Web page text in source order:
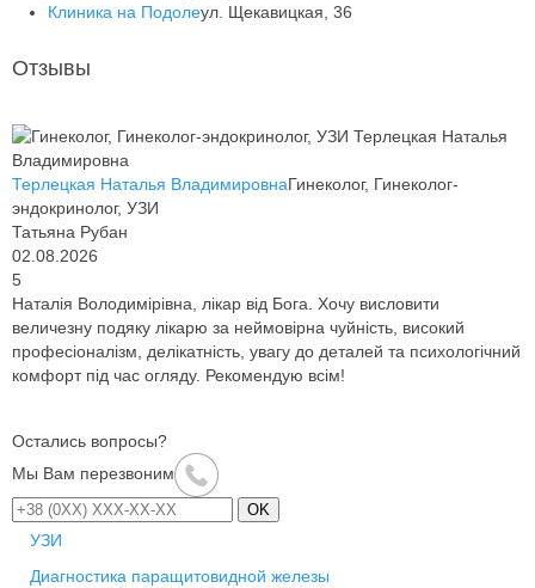
Клиника на Подолеул. Щекавицкая, 36
Отзывы
Терлецкая Наталья ВладимировнаГинеколог, Гинеколог-
эндокринолог, УЗИ
Татьяна Рубан
02.08.2026
5
Наталія Володимірівна, лікар від Бога. Хочу висловити
величезну подяку лікарю за неймовірна чуйність, високий
професіоналізм, делікатність, увагу до деталей та психологічний
комфорт під час огляду. Рекомендую всім!
Остались вопросы?
Мы Вам перезвоним
OK
УЗИ
Диагностика паращитовидной железы